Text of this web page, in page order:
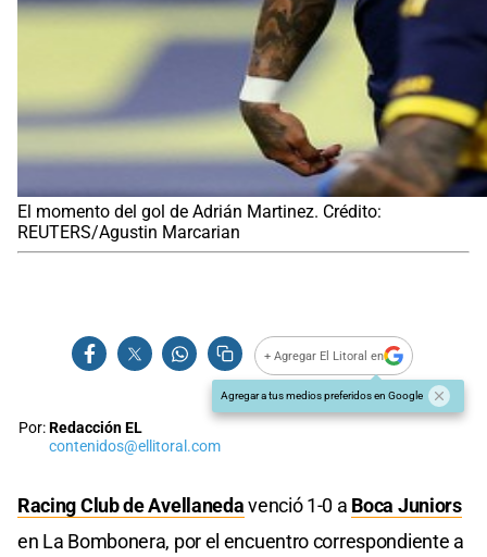
El momento del gol de Adrián Martinez. Crédito:
REUTERS/Agustin Marcarian
+ Agregar El Litoral en
Agregar a tus medios preferidos en Google
Por:Redacción EL
contenidos@ellitoral.com
Racing Club de Avellanedavenció 1-0 a Boca Juniors
en La Bombonera, por el encuentro correspondiente a